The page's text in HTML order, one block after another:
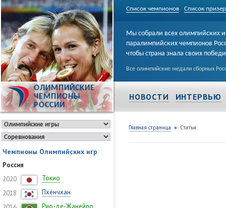
Список чемпионов Список
ОЛИМПИЙСКИЕ
ЧЕМПИОНЫ
РОССИИ
Мы собрали всех олимпийских и
паралимпийских чемпионов
чтобы страна знала своих
Все олимпийские медали сборных
НОВОСТИ ИНТЕРВЬЮ
Чемпионы Олимпийских игр
Россия
2020
Токио
2018
Пхёнчхан
Рио-де-Жанейро
Главная страница » Статьи